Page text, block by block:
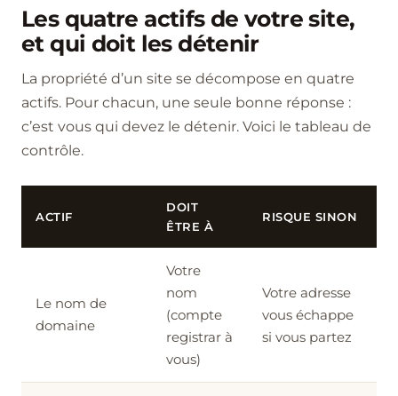
Les quatre actifs de votre site,
et qui doit les détenir
La propriété d’un site se décompose en quatre
actifs. Pour chacun, une seule bonne réponse :
c’est vous qui devez le détenir. Voici le tableau de
contrôle.
ACTIF
DOIT
ÊTRE À
RISQUE SINON
Le nom de
domaine
Votre
nom
(compte
registrar à
vous)
Votre adresse
vous échappe
si vous partez